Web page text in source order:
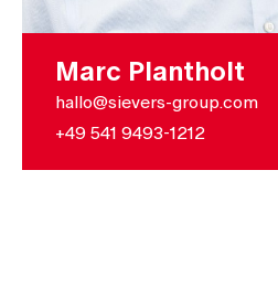
Marc Plantholt
hallo@sievers-group.com
+49 541 9493-1212